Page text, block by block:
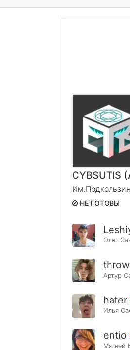
CYBSUTIS
НЕ ГОТОВЫ
Олег
Артур
hater
Илья
entio
Матвей